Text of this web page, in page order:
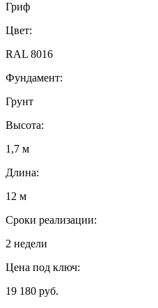
Гриф
Цвет:
RAL 8016
Фундамент:
Грунт
Высота:
1,7 м
Длина:
12 м
Сроки реализации:
2 недели
Цена под ключ:
19 180 руб.